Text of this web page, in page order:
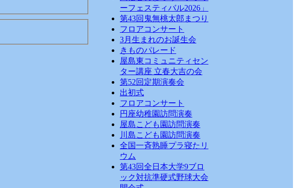
ーフェスティバル2026」
第43回鬼無桃太郎まつり
フロアコンサート
3月生まれのお誕生会
きものパレード
屋島東コミュニティセン
ター講座 立春大吉の会
第52回定期演奏会
出初式
フロアコンサート
円座幼稚園訪問演奏
屋島こども園訪問演奏
川島こども園訪問演奏
全国一斉熟睡プラ寝たリ
ウム
第43回全日本大学9ブロ
ック対抗準硬式野球大会